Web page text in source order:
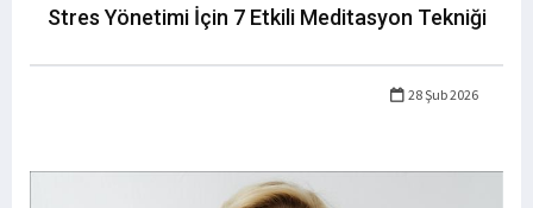
Stres Yönetimi İçin 7 Etkili Meditasyon Tekniği
28 Şub 2026